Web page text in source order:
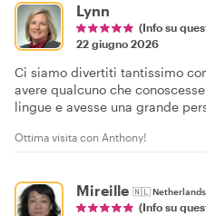
Lynn
(Info su
22 giugno 2026
Ci siamo divertiti tantissimo
avere qualcuno che
lingue e avesse una grande
Ottima visita con Anthony!
Mireille 🇳🇱Netherlands
(Info su